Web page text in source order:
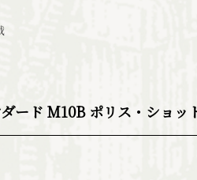
ード M10B ポリス・ショッ